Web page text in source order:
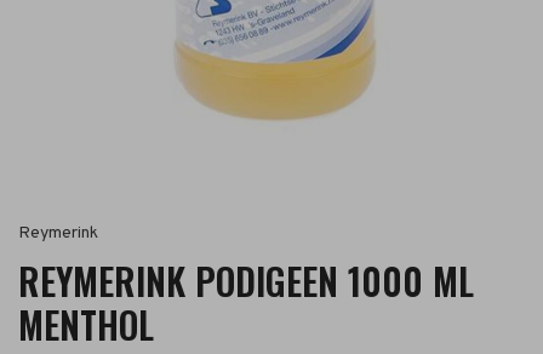
Reymerink
REYMERINK PODIGEEN 1000 ML
MENTHOL